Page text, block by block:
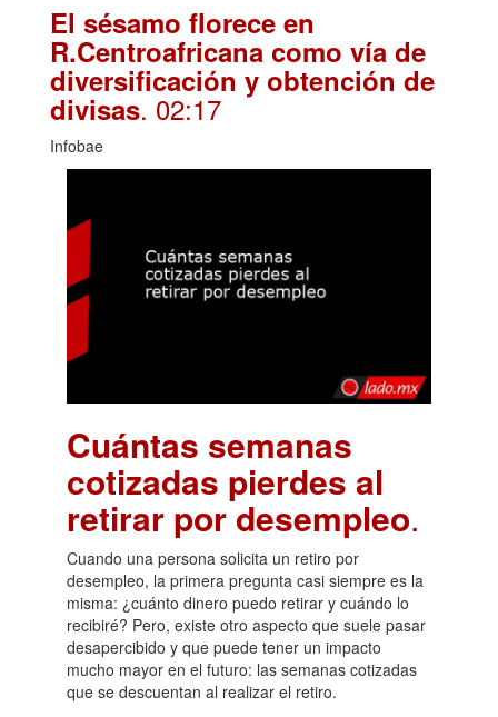
El sésamo florece en
R.Centroafricana como vía de
diversificación y obtención de
divisas. 02:17
Infobae
Cuántas semanas
cotizadas pierdes al
retirar por desempleo.
Cuando una persona solicita un retiro por
desempleo, la primera pregunta casi siempre es la
misma: ¿cuánto dinero puedo retirar y cuándo lo
recibiré? Pero, existe otro aspecto que suele pasar
desapercibido y que puede tener un impacto
mucho mayor en el futuro: las semanas cotizadas
que se descuentan al realizar el retiro.